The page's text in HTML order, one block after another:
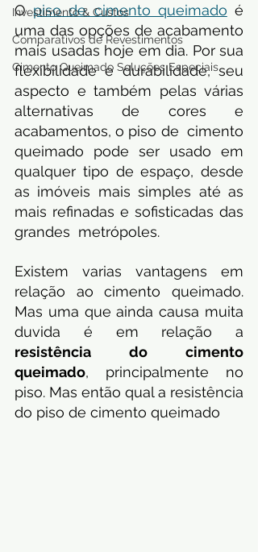
Investimento & Custos
Comparativos de Revestimentos
Cimento Queimado Soluções Especiais
O piso de cimento queimado é
uma das opções de acabamento
mais usadas hoje em dia. Por sua
flexibilidade e durabilidade, seu
aspecto e também pelas várias
alternativas de cores e
acabamentos, o piso de  cimento
queimado pode ser usado em
qualquer tipo de espaço, desde
as imóveis mais simples até as
mais refinadas e sofisticadas das
grandes  metrópoles.
Existem varias vantagens em
relação ao cimento queimado.
Mas uma que ainda causa muita
resistência do cimento
queimado, principalmente no
piso. Mas então qual a resistência
do piso de cimento queimado